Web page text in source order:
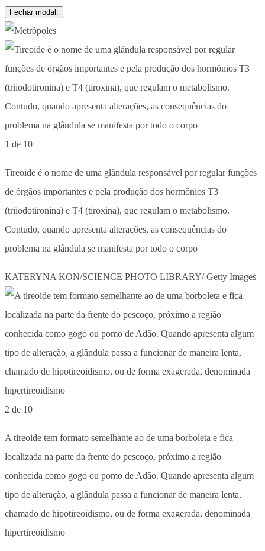
Fechar modal.
1 de 10
Tireoide é o nome de uma glândula responsável por regular funções
de órgãos importantes e pela produção dos hormônios T3
(triiodotironina) e T4 (tiroxina), que regulam o metabolismo.
Contudo, quando apresenta alterações, as consequências do
problema na glândula se manifesta por todo o corpo
KATERYNA KON/SCIENCE PHOTO LIBRARY/ Getty Images
2 de 10
A tireoide tem formato semelhante ao de uma borboleta e fica
localizada na parte da frente do pescoço, próximo a região
conhecida como gogó ou pomo de Adão. Quando apresenta algum
tipo de alteração, a glândula passa a funcionar de maneira lenta,
chamado de hipotireoidismo, ou de forma exagerada, denominada
hipertireoidismo